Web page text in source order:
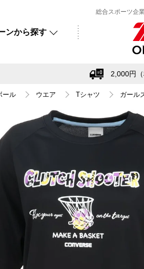
総合スポーツ企
ンから探す
2,000円
ール ウエア Tシャツ ガール